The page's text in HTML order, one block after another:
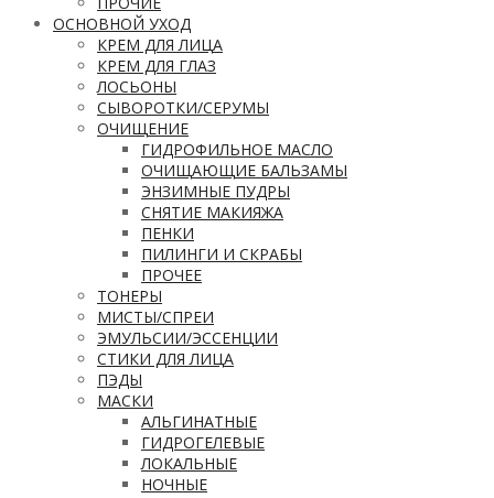
ОСНОВНОЙ УХОД
КРЕМ ДЛЯ ЛИЦА
КРЕМ ДЛЯ ГЛАЗ
ЛОСЬОНЫ
СЫВОРОТКИ/СЕРУМЫ
ОЧИЩЕНИЕ
ГИДРОФИЛЬНОЕ МАСЛО
ОЧИЩАЮЩИЕ БАЛЬЗАМЫ
ЭНЗИМНЫЕ ПУДРЫ
СНЯТИЕ МАКИЯЖА
ПЕНКИ
ПИЛИНГИ И СКРАБЫ
ПРОЧЕЕ
ТОНЕРЫ
МИСТЫ/СПРЕИ
ЭМУЛЬСИИ/ЭССЕНЦИИ
СТИКИ ДЛЯ ЛИЦА
ПЭДЫ
МАСКИ
АЛЬГИНАТНЫЕ
ГИДРОГЕЛЕВЫЕ
ЛОКАЛЬНЫЕ
НОЧНЫЕ